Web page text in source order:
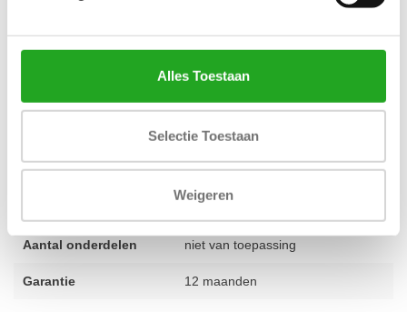
Alles Toestaan
Selectie Toestaan
Weigeren
voor je klaar. Voel je vrij omcontact op te nemenvoor persoonlijk
Aantal onderdelen niet van toepassing
Garantie 12 maanden